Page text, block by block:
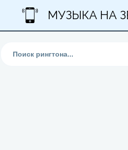
МУЗЫКА НА